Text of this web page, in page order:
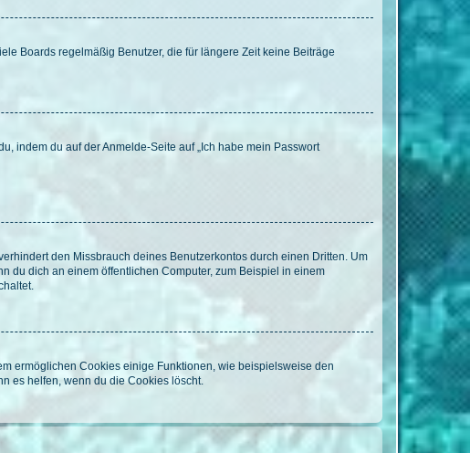
Boards regelmäßig Benutzer, die für längere Zeit keine Beiträge
indem du auf der Anmelde-Seite auf „Ich habe mein Passwort
den Missbrauch deines Benutzerkontos durch einen Dritten. Um
du dich an einem öffentlichen Computer, zum Beispiel in einem
ermöglichen Cookies einige Funktionen, wie beispielsweise den
es helfen, wenn du die Cookies löscht.